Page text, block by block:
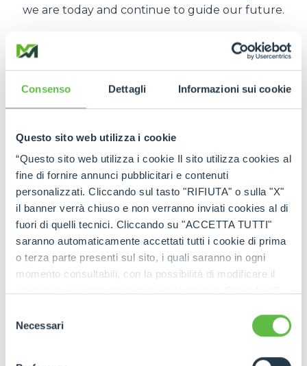
Consenso Dettagli Informazioni sui cookie
Questo sito web utilizza i cookie
“Questo sito web utilizza i cookie Il sito utilizza cookies al
fine di fornire annunci pubblicitari e contenuti
personalizzati. Cliccando sul tasto "RIFIUTA" o sulla "X"
il banner verrà chiuso e non verranno inviati cookies al di
fuori di quelli tecnici. Cliccando su "ACCETTA TUTTI"
saranno automaticamente accettati tutti i cookie di prima
o terza parte presenti sul sito, i quali saranno in ogni
momento consultabili, con la possibilità di modificare il
ogni pagina, selezionare "Modifichi il suo consenso" e
dell'informativa completa nel footer presente in ogni
delNecessari
we are today and continue to guide our future.
GO TO FULL STORY